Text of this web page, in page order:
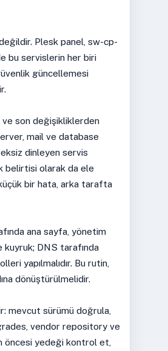
Plesk panel, sw-cp-
bu servislerin her biri
güncellemesi
son değişikliklerden
mail ve database
dinleyen servis
belirtisi olarak da ele
küçük bir hata, arka tarafta
ana sayfa, yönetim
kuyruk; DNS tarafında
yapılmalıdır. Bu rutin,
dönüştürülmelidir.
mevcut sürümü doğrula,
vendor repository ve
öncesi yedeği kontrol et,